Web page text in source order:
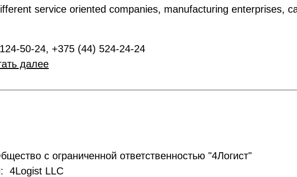
service oriented companies, manufacturing enterprises,
50-24, +375 (44) 524-24-24
далее
с ограниченной ответственностью "4Логист"
4Logist LLC